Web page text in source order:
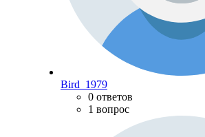
Bird_1979
0 ответов
1 вопрос